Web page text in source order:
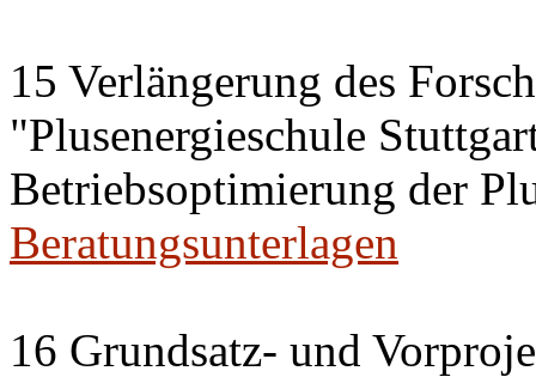
15 Verlängerung des
"Plusenergieschule
Betriebsoptimierung der
Beratungsunterlagen
16 Grundsatz- und